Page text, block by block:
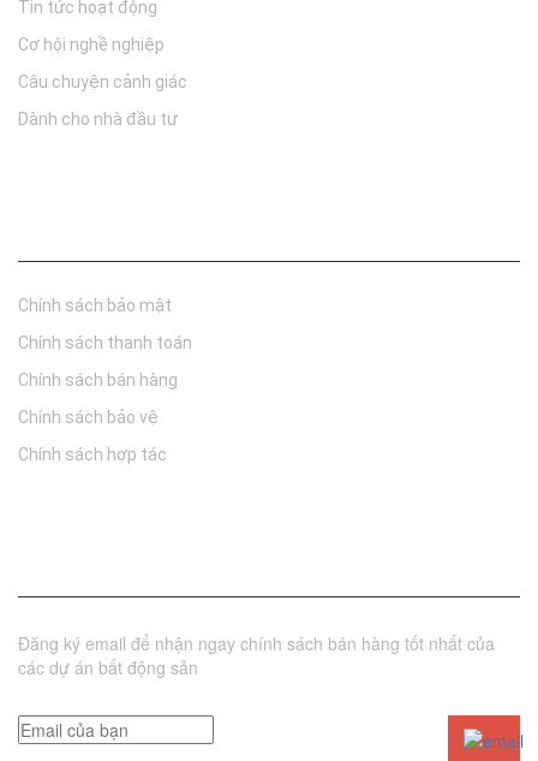
Tin tức hoạt động
Cơ hội nghề nghiệp
Câu chuyện cảnh giác
Dành cho nhà đầu tư
Chính sách bảo mật
Chính sách thanh toán
Chính sách bán hàng
Chính sách bảo vệ
Chính sách hợp tác
Đăng ký email để nhận ngay chính sách bán hàng tốt nhất của
các dự án bất động sản